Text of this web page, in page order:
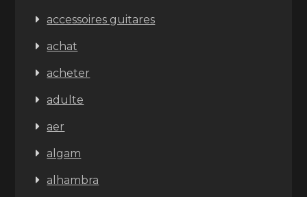
accessoires guitares
achat
acheter
adulte
aer
algam
alhambra